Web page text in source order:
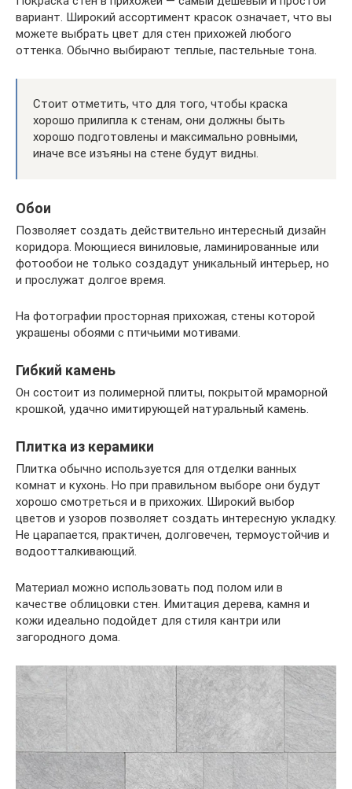
вариант. Широкий ассортимент красок означает, что вы
можете выбрать цвет для стен прихожей любого
оттенка. Обычно выбирают теплые, пастельные тона.
Стоит отметить, что для того, чтобы краска
хорошо прилипла к стенам, они должны быть
хорошо подготовлены и максимально ровными,
иначе все изъяны на стене будут видны.
Обои
Позволяет создать действительно интересный дизайн
коридора. Моющиеся виниловые, ламинированные или
фотообои не только создадут уникальный интерьер, но
и прослужат долгое время.
На фотографии просторная прихожая, стены которой
украшены обоями с птичьими мотивами.
Гибкий камень
Он состоит из полимерной плиты, покрытой мраморной
крошкой, удачно имитирующей натуральный камень.
Плитка из керамики
Плитка обычно используется для отделки ванных
комнат и кухонь. Но при правильном выборе они будут
хорошо смотреться и в прихожих. Широкий выбор
цветов и узоров позволяет создать интересную укладку.
Не царапается, практичен, долговечен, термоустойчив и
водоотталкивающий.
Материал можно использовать под полом или в
качестве облицовки стен. Имитация дерева, камня и
кожи идеально подойдет для стиля кантри или
загородного дома.